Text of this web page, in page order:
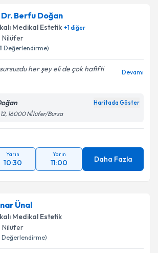
Berfu Doğan
Medikal Estetik +1diğer
Nilüfer
Değerlendirme)
her şey eli de çok hafifti
Devamı
Haritada Göster
16000 Ni̇lüfer/Bursa
Yarın
10:30
Yarın
11:00 Daha Fazla
Ünal
Medikal Estetik
Nilüfer
Değerlendirme)